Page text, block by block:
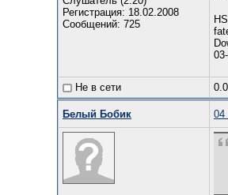
Регистрация: 18.02.2008
Сообщений: 725
Не в сети
Белый Бобик 04